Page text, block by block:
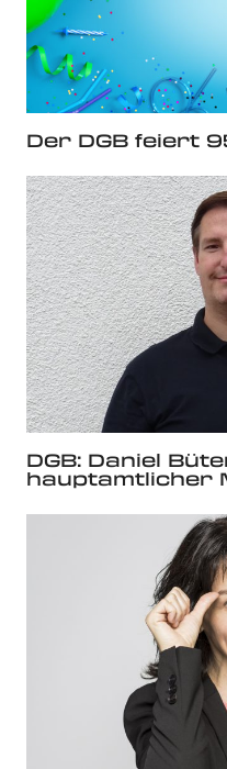
Der DGB feiert
DGB: Daniel
hauptamtlicher